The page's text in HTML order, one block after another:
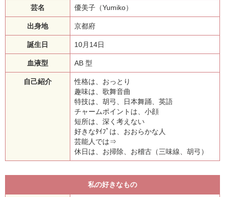
芸名 優美子（Yumiko）
出身地 京都府
誕生日 10月14日
血液型 AB 型
自己紹介
性格は、おっとり
趣味は、歌舞音曲
特技は、胡弓、日本舞踊、英語
チャームポイントは、小顔
短所は、深く考えない
好きなﾀｲﾌﾟは、おおらかな人
芸能人では⇒
休日は、お掃除、お稽古（三味線、胡弓）
私の好きなもの